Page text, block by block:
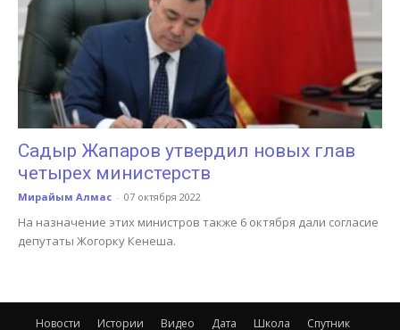
Садыр Жапаров утвердил новых глав
четырех министерств
Мирайым Алмас - 07 октября 2022
На назначение этих министров также 6 октября дали согласие
депутаты Жогорку Кенеша.
Новости Истории Видео Дата Школа Спутник